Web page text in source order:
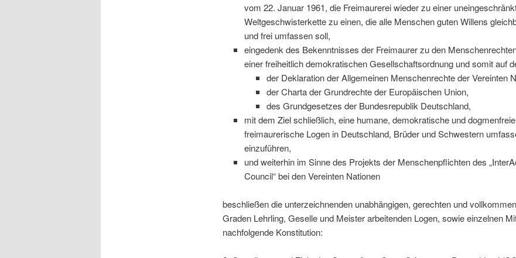
vom 22. Januar 1961, die Freimaurerei wieder zu einer
Weltgeschwisterkette zu einen, die alle Menschen guten Willens
und frei umfassen soll,
eingedenk des Bekenntnisses der Freimaurer zu den
einer freiheitlich demokratischen Gesellschaftsordnung und somit auf
der Deklaration der Allgemeinen Menschenrechte der Vereinten
der Charta der Grundrechte der Europäischen Union,
des Grundgesetzes der Bundesrepublik Deutschland,
mit dem Ziel schließlich, eine humane, demokratische und
freimaurerische Logen in Deutschland, Brüder und Schwestern
einzuführen,
und weiterhin im Sinne des Projekts der Menschenpflichten des
Council“ bei den Vereinten Nationen
beschließen die unterzeichnenden unabhängigen, gerechten und
Graden Lehrling, Geselle und Meister arbeitenden Logen, sowie einzelnen
nachfolgende Konstitution: